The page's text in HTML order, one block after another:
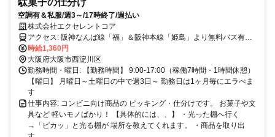
駄菓子の仕分け
空調有＆私服/週3～/17時終了/週払い
株式会社エクセレントコア
アクセス: 阪神なんば線「福」＆阪神本線「姫島」より無料バス有
り！ 阪神なんば線「福」「出来島」 自転車5分 阪神なんば線「伝
法」 自転車11分 阪神本線「姫島」 自転車12分 JR東西線「御幣島」
自転車12分 阪神なんば線「千鳥橋」自転車15分 自転車13分 JR環状
線/阪神なんば線「西九条」 自転車18分 阪神なんば/本線「尼崎」自転
時給1,360円
大阪府大阪市西淀川区
勤務時間・曜日: 【勤務時間】 9:00-17:00（稼働7時間・1時間休憩）
【曜日】 月曜日～土曜日の中で週3日～ 勤務日は1ヶ月毎にエラべま
す
仕事内容: コンビニ向け商品の ピッキング・仕分けです。 お菓子や文
具など 軽いモノばかり！ 【具体的には、、】 ・光った棚へ行く
→「ピカッ」と光る棚が 場所を教えてくれます。 ・商品を取り出